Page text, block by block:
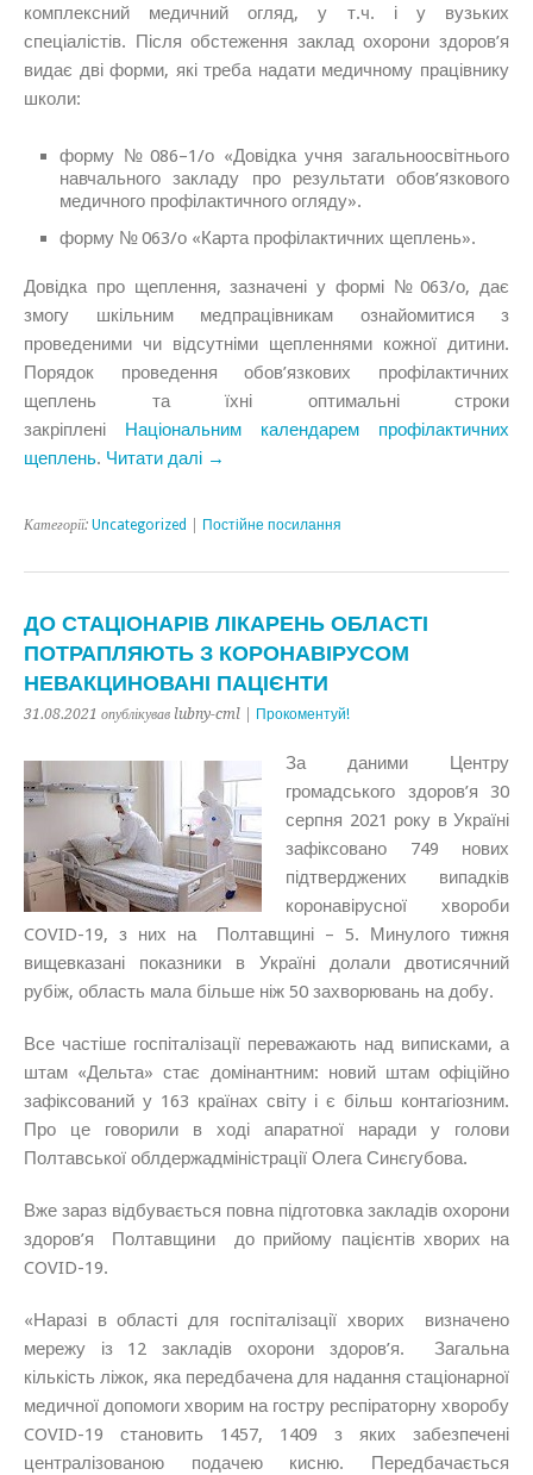
комплексний медичний огляд, у т.ч. і у вузьких
спеціалістів. Після обстеження заклад охорони здоров’я
видає дві форми, які треба надати медичному працівнику
школи:
форму № 086–1/о «Довідка учня загальноосвітнього
навчального закладу про результати обов’язкового
медичного профілактичного огляду».
форму № 063/о «Карта профілактичних щеплень».
Довідка про щеплення, зазначені у формі № 063/о, дає
змогу шкільним медпрацівникам ознайомитися з
проведеними чи відсутніми щепленнями кожної дитини.
Порядок проведення обов’язкових профілактичних
щеплень та їхні оптимальні строки
закріплені Національним календарем профілактичних
щеплень. Читати далі →
Категорії: Uncategorized Постійне посилання
ДО СТАЦІОНАРІВ ЛІКАРЕНЬ ОБЛАСТІ
ПОТРАПЛЯЮТЬ З КОРОНАВІРУСОМ
НЕВАКЦИНОВАНІ ПАЦІЄНТИ
31.08.2021 опублікував lubny-cml | Прокоментуй!
За даними Центру
громадського здоров’я 30
серпня 2021 року в Україні
зафіксовано 749 нових
підтверджених випадків
коронавірусної хвороби
COVID-19, з них на Полтавщині – 5. Минулого тижня
вищевказані показники в Україні долали двотисячний
рубіж, область мала більше ніж 50 захворювань на добу.
Все частіше госпіталізації переважають над виписками, а
штам «Дельта» стає домінантним: новий штам офіційно
зафіксований у 163 країнах світу і є більш контагіозним.
Про це говорили в ході апаратної наради у голови
Полтавської облдержадміністрації Олега Синєгубова.
Вже зараз відбувається повна підготовка закладів охорони
здоров’я Полтавщини до прийому пацієнтів хворих на
COVID-19.
«Наразі в області для госпіталізації хворих визначено
мережу із 12 закладів охорони здоров’я. Загальна
кількість ліжок, яка передбачена для надання стаціонарної
медичної допомоги хворим на гостру респіраторну хворобу
COVID-19 становить 1457, 1409 з яких забезпечені
централізованою подачею кисню. Передбачається